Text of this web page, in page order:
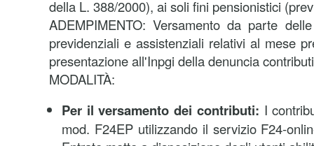
della L. 388/2000), ai soli fini pensionistici
ADEMPIMENTO: Versamento da parte
previdenziali e assistenziali relativi al mese
presentazione all'Inpgi della denuncia
MODALITÀ:
Per il versamento dei contributi: I
mod. F24EP utilizzando il servizio F24-